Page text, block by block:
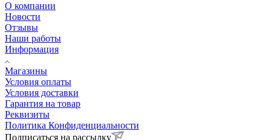
О компании
Новости
Отзывы
Наши работы
Информация
Магазины
Условия оплаты
Условия доставки
Гарантия на товар
Реквизиты
Политика Конфиденциальности
Подписаться на рассылку